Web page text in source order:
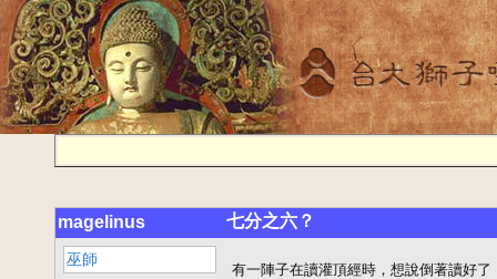
magelinus 七分之六？
巫師
有一陣子在讀灌頂經時，想說倒著讀好